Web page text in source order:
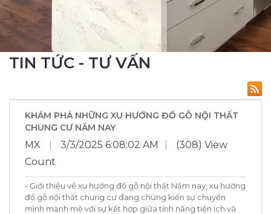
TIN TỨC - TƯ VẤN
KHÁM PHÁ NHỮNG XU HƯỚNG ĐỒ GỖ NỘI THẤT
CHUNG CƯ NĂM NAY
MX 3/3/2025 6:08:02 AM
(308) View
Count
- Giới thiệu về xu hướng đồ gỗ nội thất Năm nay, xu hướng
đồ gỗ nội thất chung cư đang chứng kiến sự chuyển
mình mạnh mẽ với sự kết hợp giữa tính năng tiện ích và